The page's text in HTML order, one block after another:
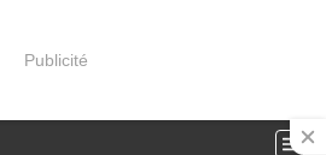
Publicité